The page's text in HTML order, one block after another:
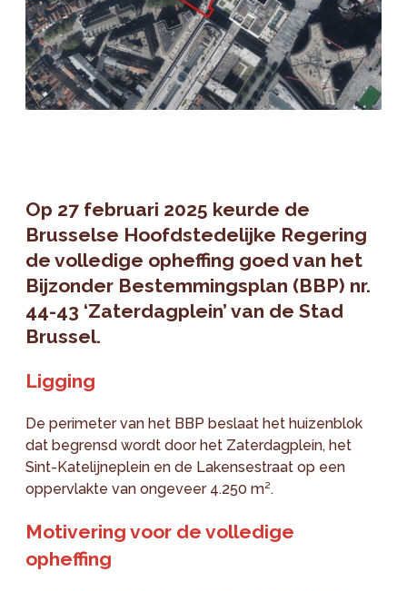
Op 27 februari 2025 keurde de
Brusselse Hoofdstedelijke Regering
de volledige opheffing goed van het
Bijzonder Bestemmingsplan (BBP) nr.
44-43 ‘Zaterdagplein’ van de Stad
Brussel.
Ligging
De perimeter van het BBP beslaat het huizenblok
dat begrensd wordt door het Zaterdagplein, het
Sint-Katelijneplein en de Lakensestraat op een
oppervlakte van ongeveer 4.250 m².
Motivering voor de volledige
opheffing